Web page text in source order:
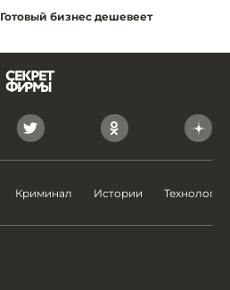
Готовый бизнес дешевеет
Криминал Истории Технологии